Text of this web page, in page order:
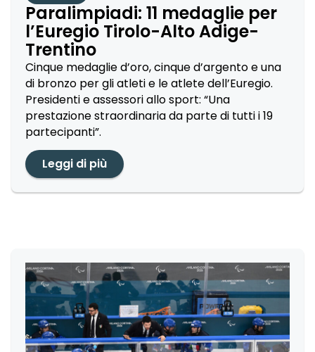
Paralimpiadi: 11 medaglie per
l’Euregio Tirolo-Alto Adige-
Trentino
Cinque medaglie d’oro, cinque d’argento e una
di bronzo per gli atleti e le atlete dell’Euregio.
Presidenti e assessori allo sport: “Una
prestazione straordinaria da parte di tutti i 19
partecipanti”.
Leggi di più